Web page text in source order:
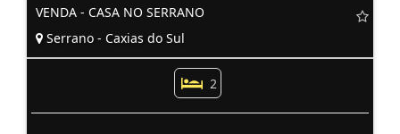
VENDA - CASA NO SERRANO
Serrano - Caxias do Sul
2